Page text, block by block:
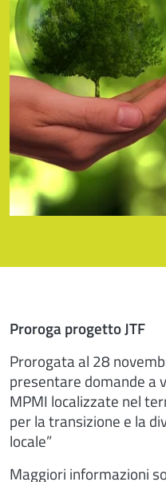
Proroga progetto JTF
Prorogata al 28
presentare domande a
MPMI localizzate nel
per la transizione e la
locale”
Maggiori informazioni